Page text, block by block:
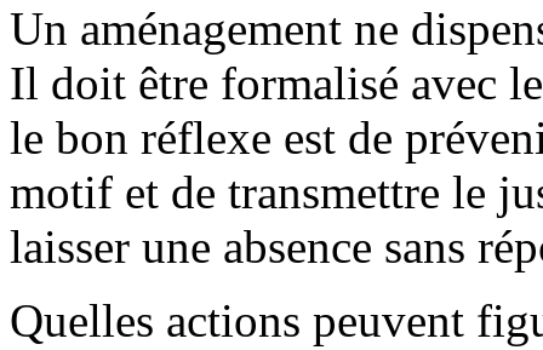
Un aménagement ne
Il doit être formalisé avec
le bon réflexe est de
motif et de transmettre le
laisser une absence sans
Quelles actions peuvent